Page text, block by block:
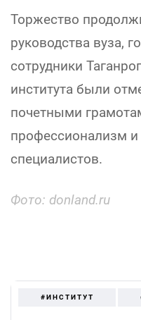
Торжество
руководства вуза,
сотрудники
института были
почетными
профессионализм и
специалистов.
Фото: donland.ru
#ИНСТИТУТ